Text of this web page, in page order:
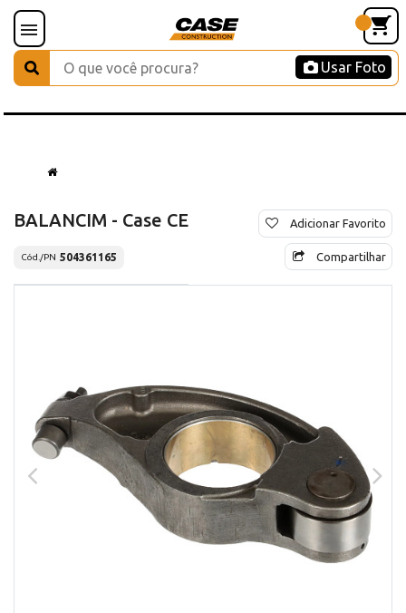
Usar Foto
BALANCIM - Case CE
Cód./PN 504361165
Adicionar Favorito
Compartilhar